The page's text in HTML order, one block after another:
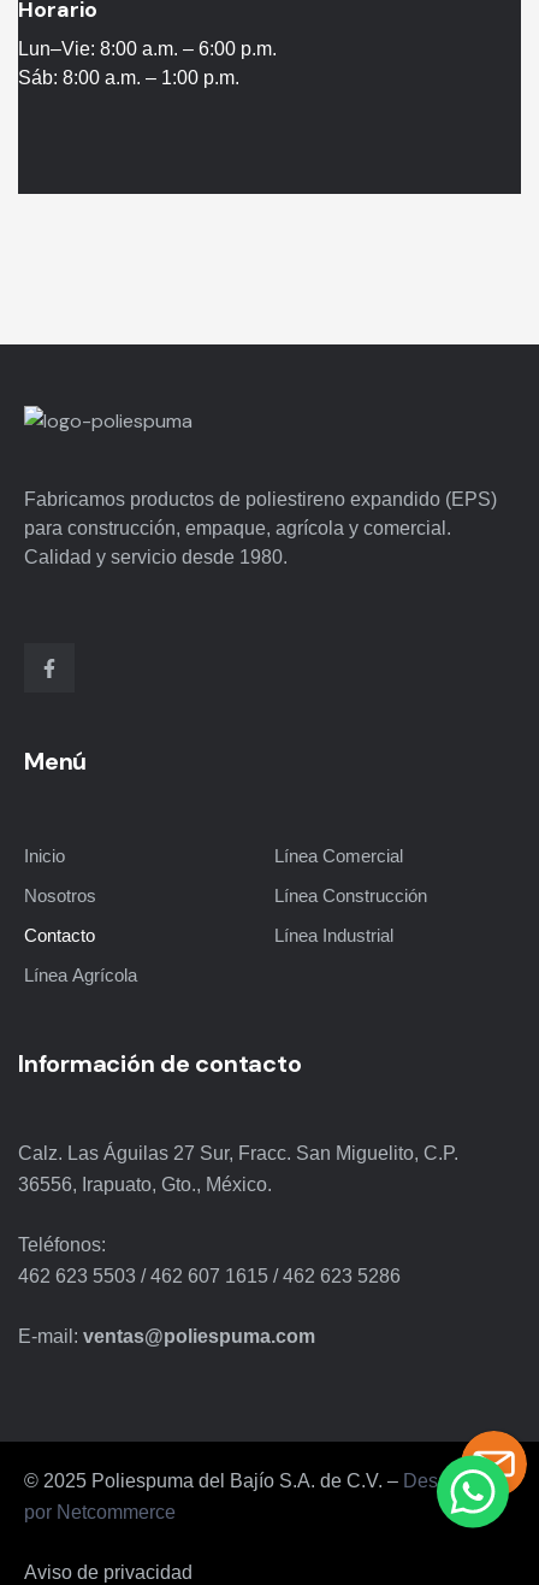
Horario
Lun–Vie: 8:00 a.m. – 6:00 p.m.
Sáb: 8:00 a.m. – 1:00 p.m.
Fabricamos productos de poliestireno expandido (EPS)
para construcción, empaque, agrícola y comercial.
Calidad y servicio desde 1980.
Menú
Inicio
Nosotros
Contacto
Línea Agrícola
Línea Comercial
Línea Construcción
Línea Industrial
Información de contacto
Calz. Las Águilas 27 Sur, Fracc. San Miguelito, C.P.
36556, Irapuato, Gto., México.
Teléfonos:
462 623 5503 /462 607 1615 /462 623 5286
E-mail: ventas@poliespuma.com
© 2025 Poliespuma del Bajío S.A. de C.V. – Desarrollado
por Netcommerce
Aviso de privacidad